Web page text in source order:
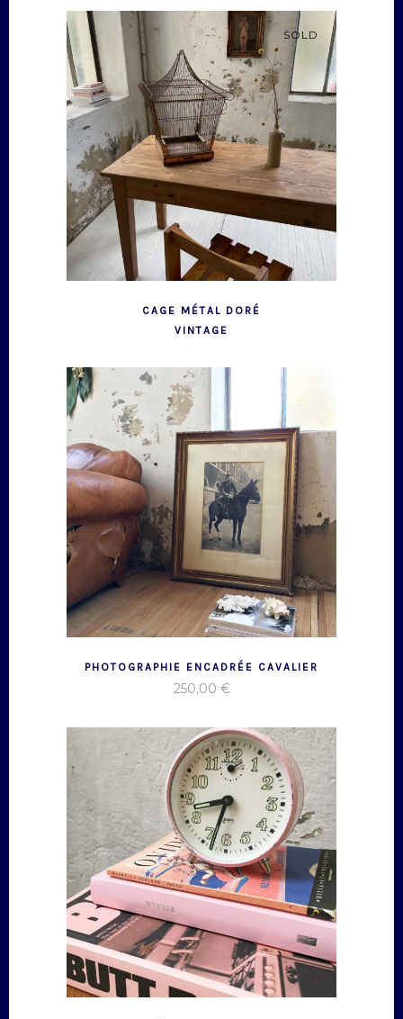
SOLD
CAGE MÉTAL DORÉ
VINTAGE
PHOTOGRAPHIE ENCADRÉE CAVALIER
250,00 €